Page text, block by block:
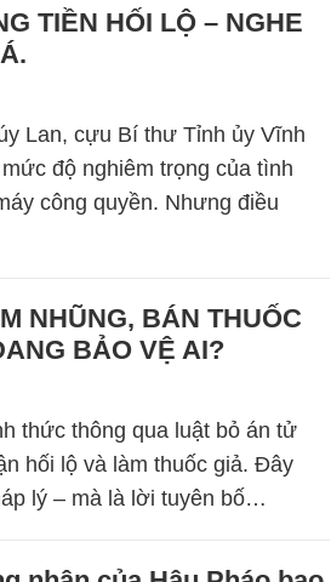
TIỀN HỐI LỘ – NGHE
Lan, cựu Bí thư Tỉnh ủy Vĩnh
độ nghiêm trọng của tình
công quyền. Nhưng điều
NHŨNG, BÁN THUỐC
BẢO VỆ AI?
thức thông qua luật bỏ án tử
hối lộ và làm thuốc giả. Đây
lý – mà là lời tuyên bố…